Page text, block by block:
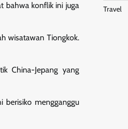
bahwa konflik ini juga
wisatawan Tiongkok.
China-Jepang yang
berisiko mengganggu
Travel